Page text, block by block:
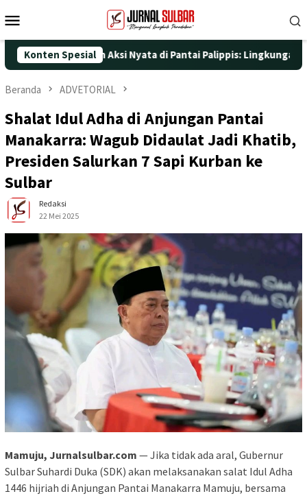
ke
Mobile
Konten Spesial
25 dengan Aksi Nyata di Pantai Palippis: Lingkungan dan
Beranda ADVETORIAL
Shalat Idul Adha di Anjungan Pantai
Manakarra: Wagub Didaulat Jadi Khatib,
Presiden Salurkan 7 Sapi Kurban ke
Sulbar
Redaksi
22 Mei 2025
Mamuju, Jurnalsulbar.com — Jika tidak ada aral, Gubernur
Sulbar Suhardi Duka (SDK) akan melaksanakan salat Idul Adha
1446 hijriah di Anjungan Pantai Manakarra Mamuju, bersama